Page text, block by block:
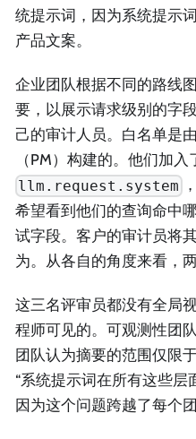
统提示词，因为系统提示
产品文案。
企业团队根据不同的路线
要，以展示请求级别的字
己的审计人员。白名单是
（PM）构建的。他们加入
llm.request.system
希望看到他们的查询命中
试字段。客户的审计员将
为。从各自的角度来看，
这三名评审员都没有全局
程师可见的。可观测性团
团队认为摘要的范围仅限
“系统提示词在所有这些层
因为这个问题跨越了每个